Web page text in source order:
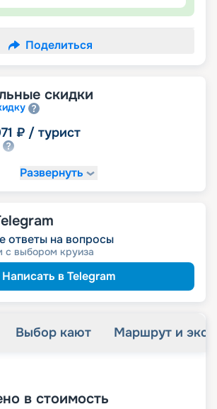
Поделиться
скидки
₽ / турист
Развернуть
ответы на вопросы
выбором круиза
Написать в Telegram
Выбор кают Маршрут и
в стоимость